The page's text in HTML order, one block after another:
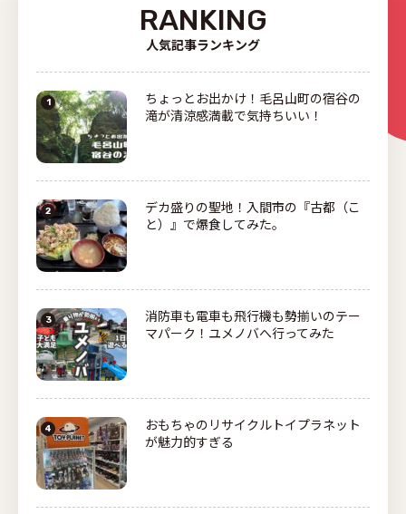
RANKING
人気記事ランキング
ちょっとお出かけ！毛呂山町の宿谷の
滝が清涼感満載で気持ちいい！
デカ盛りの聖地！入間市の『古都（こ
と）』で爆食してみた。
消防車も電車も飛行機も勢揃いのテー
マパーク！ユメノバへ行ってみた
おもちゃのリサイクルトイプラネット
が魅力的すぎる